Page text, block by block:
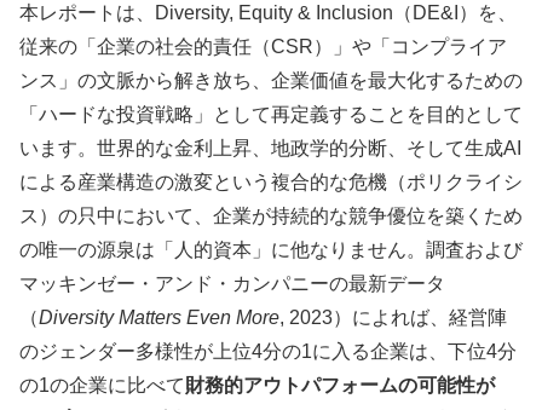
本レポートは、Diversity, Equity & Inclusion（DE&I）を、
従来の「企業の社会的責任（CSR）」や「コンプライア
ンス」の文脈から解き放ち、企業価値を最大化するための
「ハードな投資戦略」として再定義することを目的として
います。世界的な金利上昇、地政学的分断、そして生成AI
による産業構造の激変という複合的な危機（ポリクライシ
ス）の只中において、企業が持続的な競争優位を築くため
の唯一の源泉は「人的資本」に他なりません。調査および
マッキンゼー・アンド・カンパニーの最新データ
（Diversity Matters Even More, 2023）によれば、経営陣
のジェンダー多様性が上位4分の1に入る企業は、下位4分
の1の企業に比べて財務的アウトパフォームの可能性が